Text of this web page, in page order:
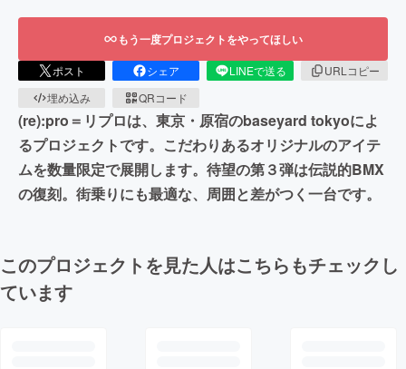
もう一度プロジェクトをやってほしい
ポスト シェア LINEで送る
URLコピー
埋め込み
QRコード
(re):pro＝リプロは、東京・原宿のbaseyard tokyoによ
るプロジェクトです。こだわりあるオリジナルのアイテ
ムを数量限定で展開します。待望の第３弾は伝説的BMX
の復刻。街乗りにも最適な、周囲と差がつく一台です。
このプロジェクトを見た人はこちらもチェックし
ています